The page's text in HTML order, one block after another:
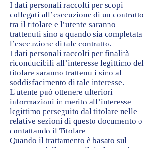
I dati personali raccolti per scopi
collegati all’esecuzione di un contratto
tra il titolare e l’utente saranno
trattenuti sino a quando sia completata
l’esecuzione di tale contratto.
I dati personali raccolti per finalità
riconducibili all’interesse legittimo del
titolare saranno trattenuti sino al
soddisfacimento di tale interesse.
L’utente può ottenere ulteriori
informazioni in merito all’interesse
legittimo perseguito dal titolare nelle
relative sezioni di questo documento o
contattando il Titolare.
Quando il trattamento è basato sul